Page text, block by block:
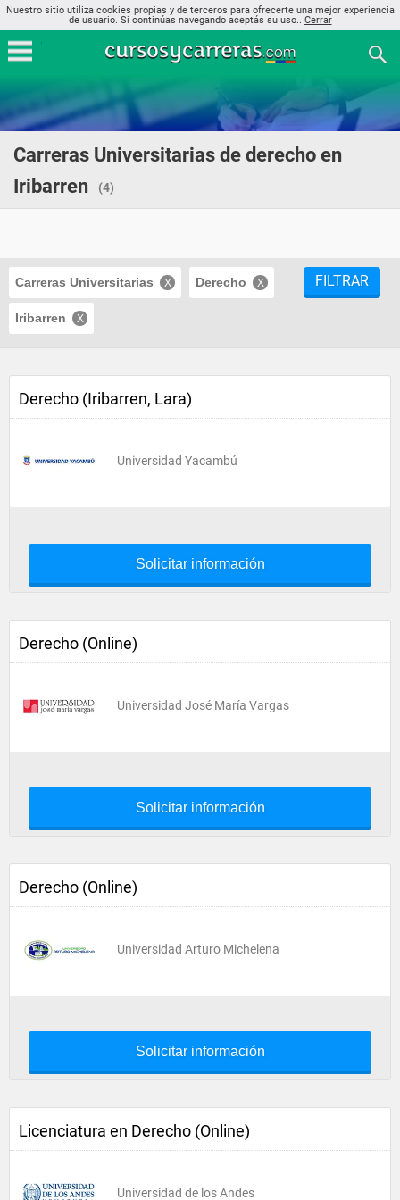
Nuestro sitio utiliza cookies propias y de terceros para ofrecerte una mejor experiencia
de usuario. Si continúas navegando aceptás su uso.. Cerrar
Carreras Universitarias de derecho en
Iribarren
(4)
Carreras Universitarias Derecho
Iribarren
FILTRAR
Derecho (Iribarren, Lara)
Universidad Yacambú
Solicitar información
Derecho (Online)
Universidad José María Vargas
Solicitar información
Derecho (Online)
Universidad Arturo Michelena
Solicitar información
Licenciatura en Derecho (Online)
Universidad de los Andes